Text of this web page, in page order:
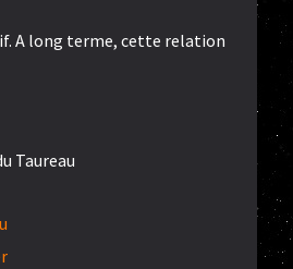
A long terme, cette relation
Taureau